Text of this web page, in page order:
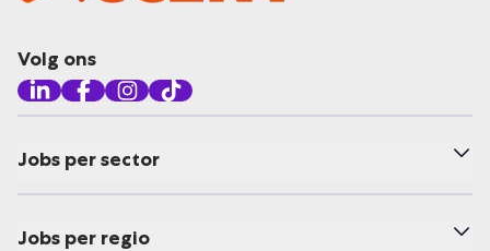
Volg ons
Jobs per sector
Jobs per regio